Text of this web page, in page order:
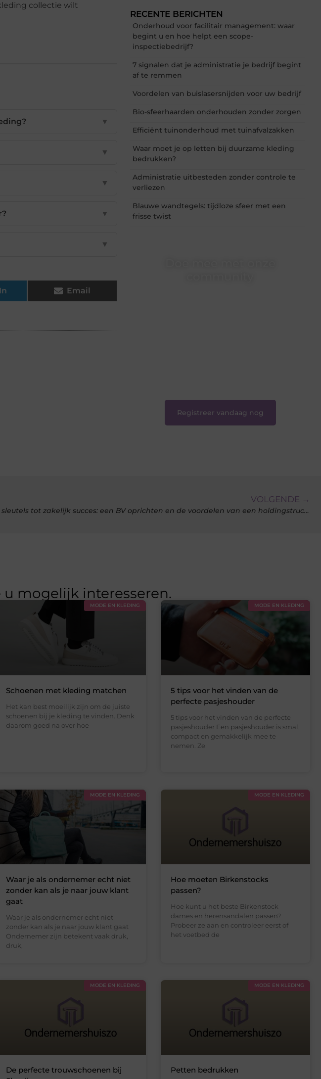
collectie wilt
▼
▼
▼
▼
▼
Email
RECENTE BERICHTEN
Onderhoud voor facilitair management: waar
begint u en hoe helpt een scope-
inspectiebedrijf?
7 signalen dat je administratie je bedrijf begint
af te remmen
Voordelen van buislasersnijden voor uw bedrijf
Bio-sfeerhaarden onderhouden zonder zorgen
Efficiënt tuinonderhoud met tuinafvalzakken
Waar moet je op letten bij duurzame kleding
bedrukken?
Administratie uitbesteden zonder controle te
verliezen
Blauwe wandtegels: tijdloze sfeer met een
frisse twist
Registreer vandaag nog
VOLGENDE →
De sleutels tot zakelijk succes: een BV oprichten en de voordelen van een holdingstructuur
u mogelijk interesseren.
MODE EN KLEDING
Schoenen met kleding matchen
Het kan best moeilijk zijn om de juiste
schoenen bij je kleding te vinden. Denk
daarom goed na over hoe
MODE EN KLEDING
5 tips voor het vinden van de
perfecte pasjeshouder
5 tips voor het vinden van de perfecte
pasjeshouder Een pasjeshouder is smal,
compact en gemakkelijk mee te
nemen. Ze
MODE EN KLEDING
Waar je als ondernemer echt niet
zonder kan als je naar jouw klant
gaat
Waar je als ondernemer echt niet
zonder kan als je naar jouw klant gaat
Ondernemer zijn betekent vaak druk,
druk,
MODE EN KLEDING
Hoe moeten Birkenstocks
passen?
Hoe kunt u het beste Birkenstock
dames en herensandalen passen?
Probeer ze aan en controleer eerst of
het voetbed de
MODE EN KLEDING
De perfecte trouwschoenen bij
MODE EN KLEDING
Petten bedrukken